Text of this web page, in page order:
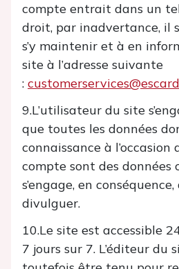
compte entrait dans un
droit, par inadvertance, il
s’y maintenir et à en
site à l’adresse suivante
:
9.L’utilisateur du site
que toutes les données
connaissance à l’occasion
compte sont des données
s’engage, en
divulguer.
10.Le site est accessible
7 jours sur 7. L’éditeur du